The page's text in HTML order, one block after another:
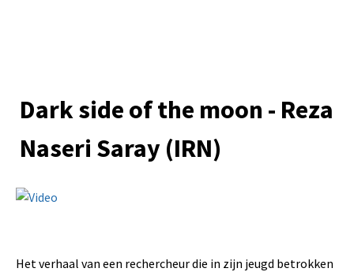
Dark side of the moon - Reza
Naseri Saray (IRN)
Het verhaal van een rechercheur die in zijn jeugd betrokken